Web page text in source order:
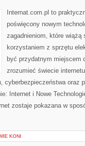
Internat.com.pl to
poświęcony nowym
zagadnieniom, które wiążą
korzystaniem z sprzętu
być przydatnym miejscem
zrozumieć świecie
cyberbezpieczeństwa oraz
Internet i Nowe
zostaje pokazana w
KONI